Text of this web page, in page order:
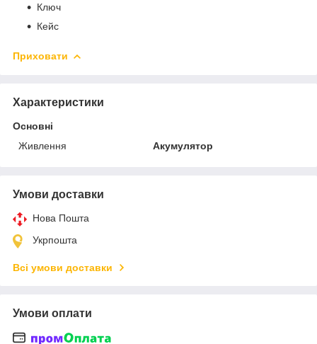
Ключ
Кейс
Приховати
Характеристики
Основні
Живлення
Акумулятор
Умови доставки
Нова Пошта
Укрпошта
Всі умови доставки
Умови оплати